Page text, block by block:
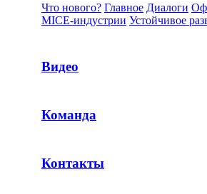
Что нового? Главное Диалоги
MICE-индустрии Устойчивое
Видео
Команда
Контакты